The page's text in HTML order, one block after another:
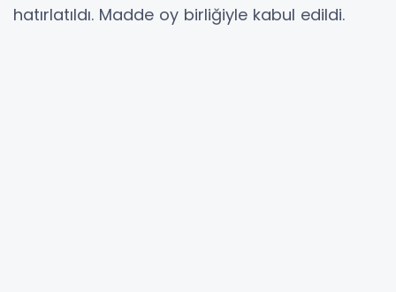
hatırlatıldı. Madde oy birliğiyle kabul edildi.